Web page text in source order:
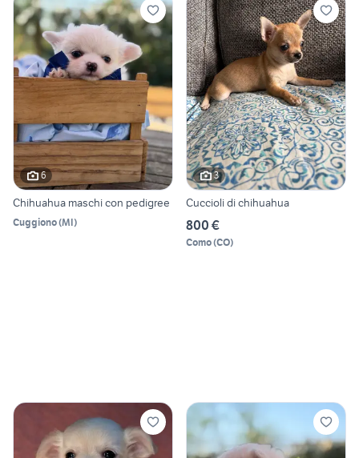
6
Chihuahua maschi con pedigree
Cuggiono(MI)
3
Cuccioli di chihuahua
800 €
Como(CO)